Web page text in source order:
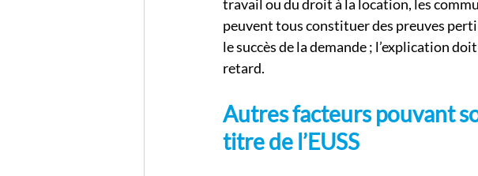
travail ou du droit à la location, les
peuvent tous constituer des preuves
le succès de la demande ; l’explication
retard.
Autres facteurs pouvant
titre de l’EUSS